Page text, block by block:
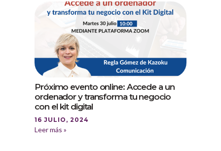
Próximo evento online: Accede a un
ordenador y transforma tu negocio
con el kit digital
16 JULIO, 2024
Leer más »